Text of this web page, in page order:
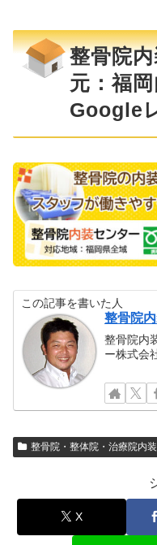
整骨院
元：福
Google
この記事を書いた人
整骨院
整骨院内
ー株式会
整骨院・整体院・治療院内
X